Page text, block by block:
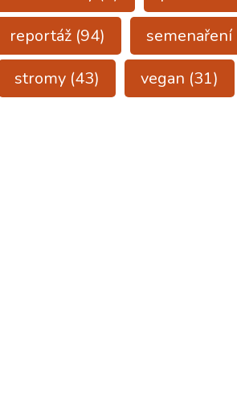
reportáž(94) semenaření
stromy(43) vegan (31)